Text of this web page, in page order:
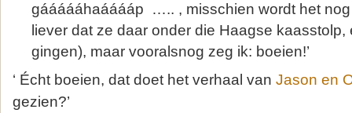
gáááááhaááááp ….. , misschien wordt het
liever dat ze daar onder die Haagse
gingen), maar vooralsnog zeg ik: boeien!’
‘ Écht boeien, dat doet het verhaal van Jason en
gezien?’